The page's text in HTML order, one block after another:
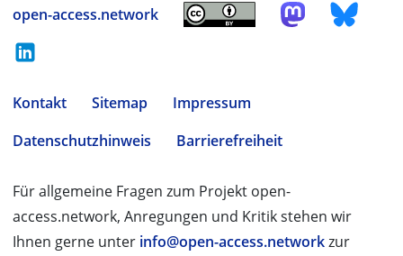
open-access.network
Kontakt Sitemap
Impressum
Datenschutzhinweis
Barrierefreiheit
Für allgemeine Fragen zum Projekt open-
access.network, Anregungen und Kritik stehen wir
Ihnen gerne unter info@open-access.networkzur